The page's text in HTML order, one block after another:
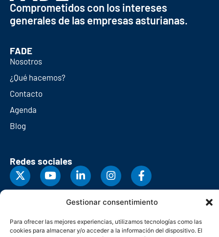
Gestionar consentimiento
Para ofrecer las mejores experiencias, utilizamos tecnologías como las
cookies para almacenar y/o acceder a la información del dispositivo. El
Comprometidos con los intereses
generales de las empresas asturianas.
FADE
Nosotros
¿Qué hacemos?
Contacto
Agenda
Blog
Redes sociales